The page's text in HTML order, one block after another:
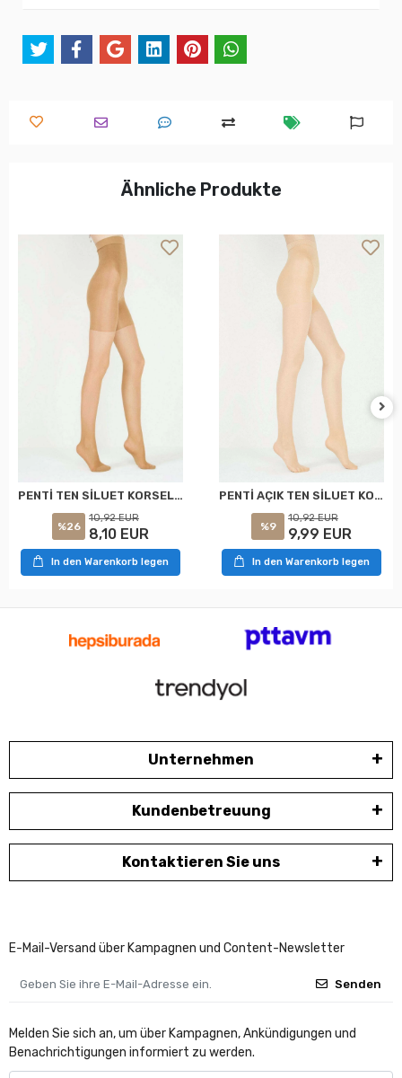
Ähnliche Produkte
PENTİ TEN SİLUET KORSELİ KÜLOTLU ÇORAP XXL
%26
10,92 EUR
8,10 EUR
In den Warenkorb legen
PENTİ AÇIK TEN SİLUET KORSELİ KÜLOTLU ÇORAP XXL
%9
10,92 EUR
9,99 EUR
In den Warenkorb legen
Unternehmen
Kundenbetreuung
Kontaktieren Sie uns
E-Mail-Versand über Kampagnen und Content-Newsletter
Senden
Melden Sie sich an, um über Kampagnen, Ankündigungen und
Benachrichtigungen informiert zu werden.